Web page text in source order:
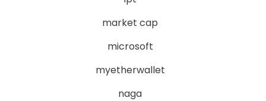
market cap
microsoft
myetherwallet
naga